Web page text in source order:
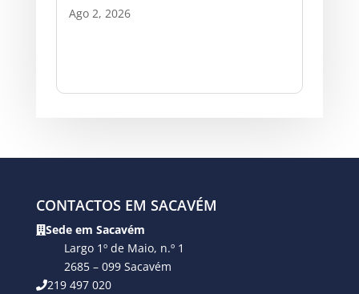
Ago 2, 2026
CONTACTOS EM SACAVÉM
Sede em Sacavém
Largo 1º de Maio, n.º 1
2685 – 099 Sacavém
219 497 020